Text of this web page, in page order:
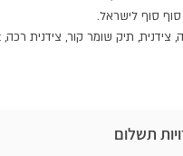
סוף סוף לישראל.
תשלום